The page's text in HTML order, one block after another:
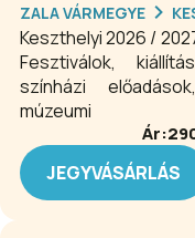
ZALA VÁRMEGYE
Keszthelyi 2026 /
Fesztiválok,
színházi
múzeumi
sportesemények
szabadidős
programlehetőség
Ár:
JEGYVÁSÁRLÁS